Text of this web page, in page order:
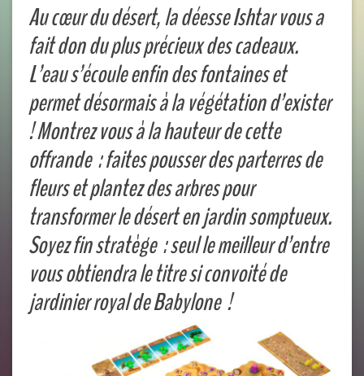
Au cœur du désert, la déesse Ishtar vous a
fait don du plus précieux des cadeaux.
L’eau s’écoule enfin des fontaines et
permet désormais à la végétation d’exister
! Montrez vous à la hauteur de cette
offrande : faites pousser des parterres de
fleurs et plantez des arbres pour
transformer le désert en jardin somptueux.
Soyez fin stratège : seul le meilleur d’entre
vous obtiendra le titre si convoité de
jardinier royal de Babylone !